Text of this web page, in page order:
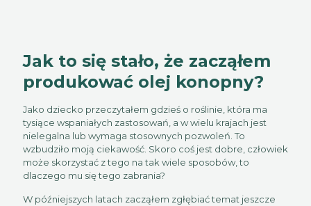
Jak to się stało, że zacząłem
produkować olej konopny?
Jako dziecko przeczytałem gdzieś o roślinie, która ma
tysiące wspaniałych zastosowań, a w wielu krajach jest
nielegalna lub wymaga stosownych pozwoleń. To
wzbudziło moją ciekawość. Skoro coś jest dobre, człowiek
może skorzystać z tego na tak wiele sposobów, to
dlaczego mu się tego zabrania?
W późniejszych latach zacząłem zgłębiać temat jeszcze